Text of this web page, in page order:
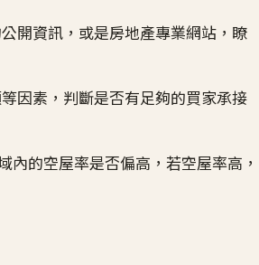
開資訊，或是房地產專業網站，瞭
因素，判斷是否有足夠的買家承接
內的空屋率是否偏高，若空屋率高，